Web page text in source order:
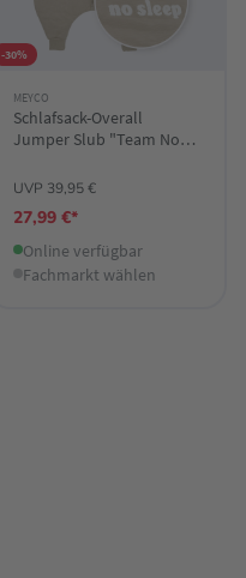
-30%
MEYCO
Schlafsack-Overall
Jumper Slub "Team No
UVP 39,95 €
27,99 €*
Online verfügbar
Fachmarkt wählen